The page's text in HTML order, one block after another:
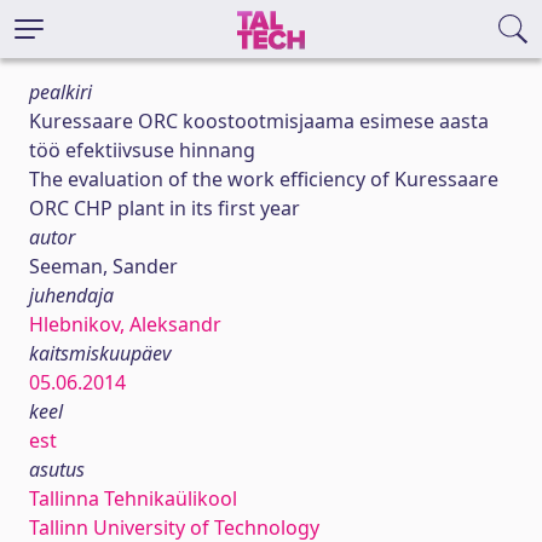
pealkiri
Kuressaare ORC koostootmisjaama esimese aasta
töö efektiivsuse hinnang
The evaluation of the work efficiency of Kuressaare
ORC CHP plant in its first year
autor
Seeman, Sander
juhendaja
Hlebnikov, Aleksandr
kaitsmiskuupäev
05.06.2014
keel
est
asutus
Tallinna Tehnikaülikool
Tallinn University of Technology